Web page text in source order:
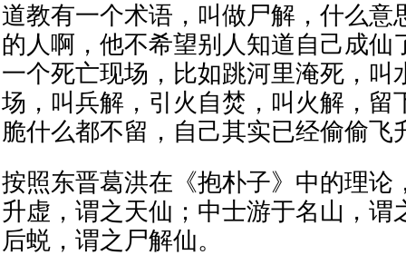
道教有一个术语，叫做尸解，什么意
的人啊，他不希望别人知道自己成仙
一个死亡现场，比如跳河里淹死，叫
场，叫兵解，引火自焚，叫火解，留
脆什么都不留，自己其实已经偷偷飞
按照东晋葛洪在《抱朴子》中的理论
升虚，谓之天仙；中士游于名山，谓
后蜕，谓之尸解仙。